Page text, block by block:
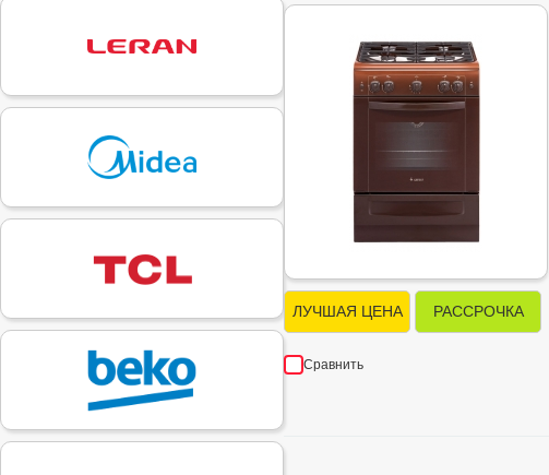
ЛУЧШАЯ ЦЕНА РАССРОЧКА
Сравнить